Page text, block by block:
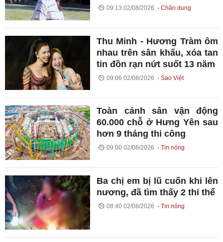
09:13 02/08/2026 Chân dung
Thu Minh - Hương Tràm ôm
nhau trên sân khấu, xóa tan
tin đồn rạn nứt suốt 13 năm
09:06 02/08/2026 Sao Việt
Toàn cảnh sân vận động
60.000 chỗ ở Hưng Yên sau
hơn 9 tháng thi công
09:00 02/08/2026 Tin nóng
Ba chị em bị lũ cuốn khi lên
nương, đã tìm thấy 2 thi thể
08:40 02/08/2026 Tin nóng